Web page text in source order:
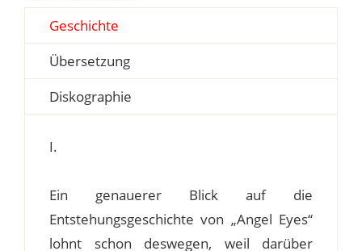
Geschichte
Übersetzung
Diskographie
I.
Ein genauerer Blick auf die
Entstehungsgeschichte von „Angel Eyes“
lohnt schon deswegen, weil darüber